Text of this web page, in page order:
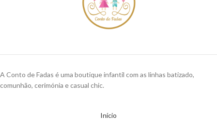
A Conto de Fadas é uma boutique infantil com as linhas batizado,
comunhão, cerimónia e casual chic.
Início